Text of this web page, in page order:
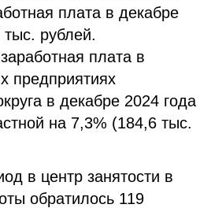
плата в декабре
рублей.
плата в
предприятиях
в декабре 2024 года
на 7,3% (184,6 тыс.
в центр занятости в
обратилось 119